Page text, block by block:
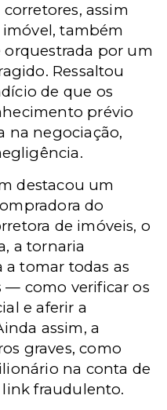
assim
também
por um
Ressaltou
de que os
prévio
na negociação,
destacou um
do
de imóveis, o
a tornaria
tomar todas as
— como verificar os
e aferir a
assim, a
graves, como
na conta de
link fraudulento.